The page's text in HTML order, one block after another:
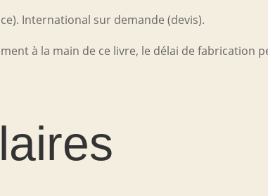
International sur demande (devis).
à la main de ce livre, le délai de fabrication